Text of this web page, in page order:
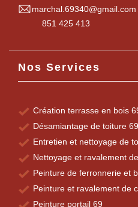
marchal.69340@gmail.com
851 425 413
Nos Services
Création terrasse en bois
Désamiantage de toiture 69
Entretien et nettoyage de
Nettoyage et ravalement
Peinture de ferronnerie et
Peinture et ravalement de
Peinture portail 69